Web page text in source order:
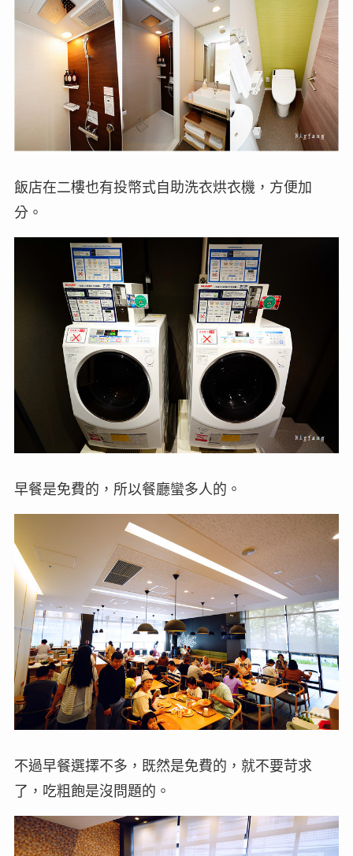
飯店在二樓也有投幣式自助洗衣烘衣機，方便加
分。
早餐是免費的，所以餐廳蠻多人的。
不過早餐選擇不多，既然是免費的，就不要苛求
了，吃粗飽是沒問題的。